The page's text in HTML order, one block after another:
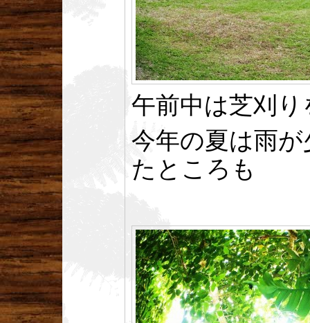
午前中は芝刈
今年の夏は雨
たところも